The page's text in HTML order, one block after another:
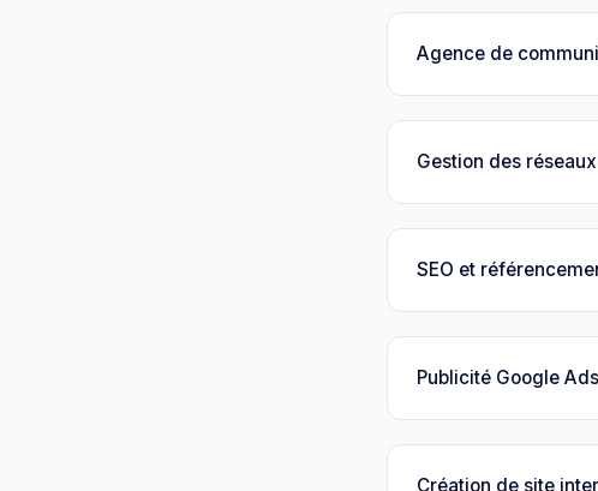
Agence de
Gestion des
SEO et
Publicité Google Ads
Création de site